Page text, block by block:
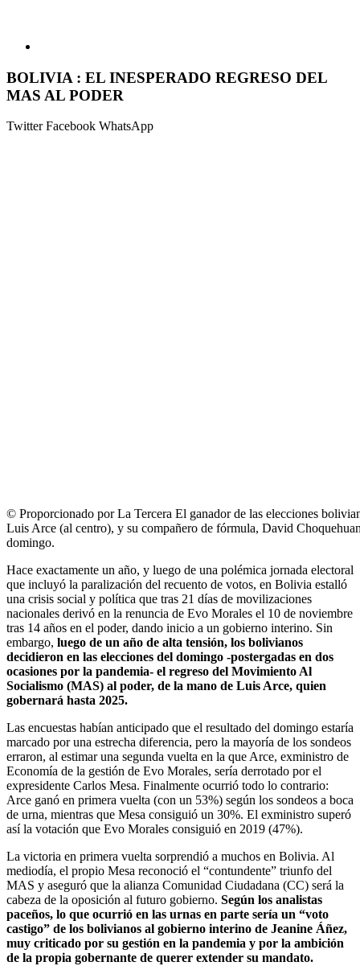
BOLIVIA : EL INESPERADO REGRESO DEL
MAS AL PODER
TwitterFacebook WhatsApp
© Proporcionado por La Tercera El ganador de las elecciones
Luis Arce (al centro), y su compañero de fórmula, David
domingo.
Hace exactamente un año, y luego de una polémica jornada electoral
que incluyó la paralización del recuento de votos, en Bolivia estalló
una crisis social y política que tras 21 días de movilizaciones
nacionales derivó en la renuncia de Evo Morales el 10 de noviembre
tras 14 años en el poder, dando inicio a un gobierno interino. Sin
embargo, luego de un año de alta tensión, los bolivianos
decidieron en las elecciones del domingo -postergadas en dos
ocasiones por la pandemia- el regreso del Movimiento Al
Socialismo (MAS) al poder, de la mano de Luis Arce, quien
gobernará hasta 2025.
Las encuestas habían anticipado que el resultado del domingo estaría
marcado por una estrecha diferencia, pero la mayoría de los sondeos
erraron, al estimar una segunda vuelta en la que Arce, exministro de
Economía de la gestión de Evo Morales, sería derrotado por el
expresidente Carlos Mesa. Finalmente ocurrió todo lo contrario:
Arce ganó en primera vuelta (con un 53%) según los sondeos a boca
de urna, mientras que Mesa consiguió un 30%. El exministro superó
así la votación que Evo Morales consiguió en 2019 (47%).
La victoria en primera vuelta sorprendió a muchos en Bolivia. Al
mediodía, el propio Mesa reconoció el “contundente” triunfo del
MAS y aseguró que la alianza Comunidad Ciudadana (CC) será la
cabeza de la oposición al futuro gobierno. Según los analistas
paceños, lo que ocurrió en las urnas en parte sería un “voto
castigo” de los bolivianos al gobierno interino de Jeanine Áñez,
muy criticado por su gestión en la pandemia y por la ambición
de la propia gobernante de querer extender su mandato.